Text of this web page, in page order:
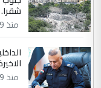
التعليق :
جنسية الرافد
ابا فرات ...
الموضوع :
مضجعيك يابن
منذ 9 ساعة
منذ 9 ساعة